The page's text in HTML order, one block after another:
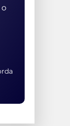
o